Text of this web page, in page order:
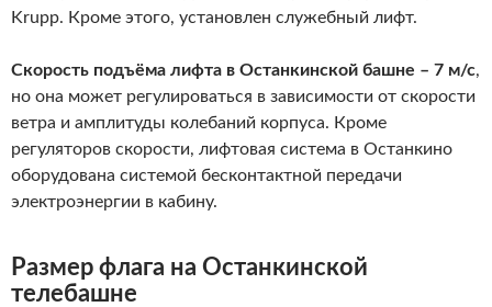
Krupp. Кроме этого, установлен служебный лифт.
Скорость подъёма лифта в Останкинской башне – 7 м/с,
но она может регулироваться в зависимости от скорости
ветра и амплитуды колебаний корпуса. Кроме
регуляторов скорости, лифтовая система в Останкино
оборудована системой бесконтактной передачи
электроэнергии в кабину.
Размер флага на Останкинской
телебашне